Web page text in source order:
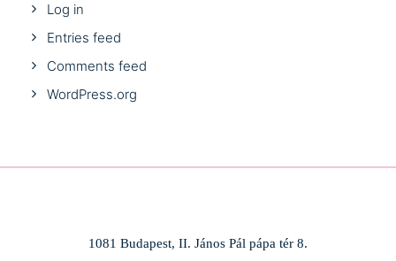
Log in
Entries feed
Comments feed
WordPress.org
1081 Budapest, II. János Pál pápa tér 8.